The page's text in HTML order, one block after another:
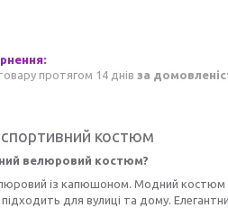
протягом 14 днів за
костюм
велюровий костюм?
із капюшоном. Модний костюм
для вулиці та дому.